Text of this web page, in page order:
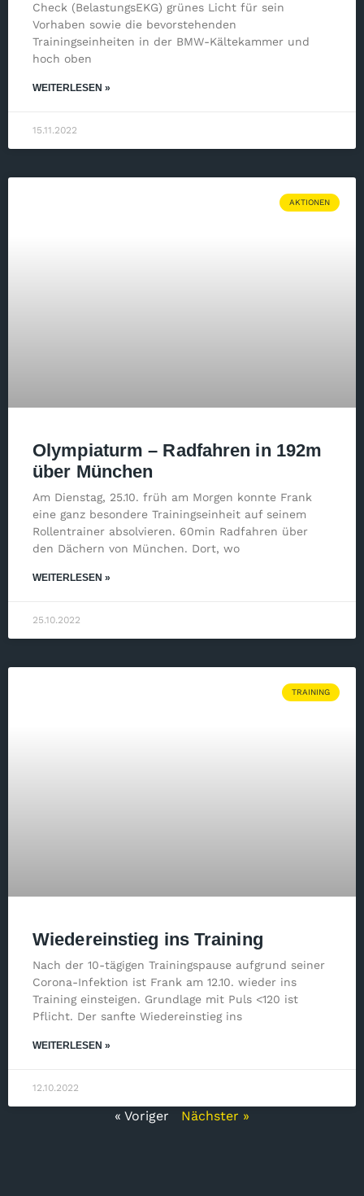
Check (BelastungsEKG) grünes Licht für sein
Vorhaben sowie die bevorstehenden
Trainingseinheiten in der BMW-Kältekammer und
hoch oben
WEITERLESEN »
15.11.2022
AKTIONEN
Olympiaturm – Radfahren in 192m
über München
Am Dienstag, 25.10. früh am Morgen konnte Frank
eine ganz besondere Trainingseinheit auf seinem
Rollentrainer absolvieren. 60min Radfahren über
den Dächern von München. Dort, wo
WEITERLESEN »
25.10.2022
TRAINING
Wiedereinstieg ins Training
Nach der 10-tägigen Trainingspause aufgrund seiner
Corona-Infektion ist Frank am 12.10. wieder ins
Training einsteigen. Grundlage mit Puls <120 ist
Pflicht. Der sanfte Wiedereinstieg ins
WEITERLESEN »
12.10.2022
« Voriger Nächster »